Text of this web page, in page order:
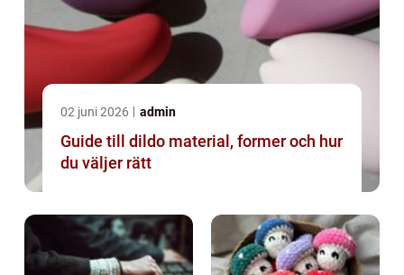
02 juni 2026 admin
Guide till dildo material, former och hur
du väljer rätt